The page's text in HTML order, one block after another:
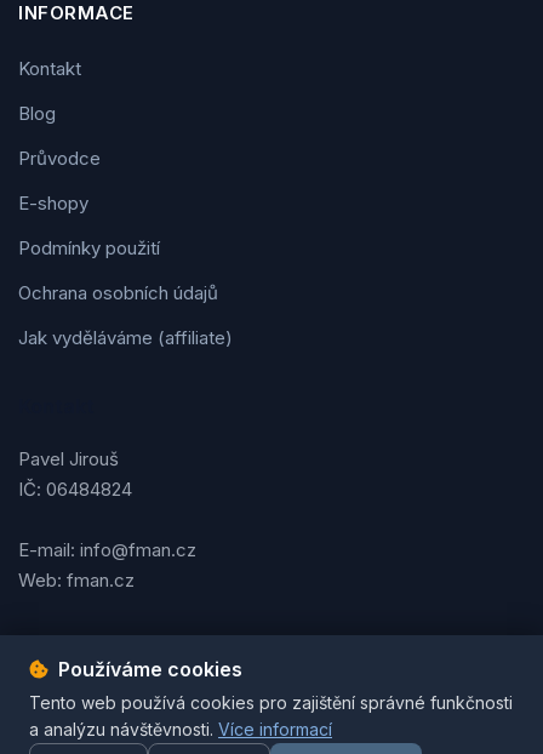
INFORMACE
Kontakt
Blog
Průvodce
E-shopy
Podmínky použití
Ochrana osobních údajů
Jak vyděláváme (affiliate)
Pavel Jirouš
IČ: 06484824
E-mail: info@fman.cz
Web: fman.cz
Podmínky použitíOchrana osobních údajůCookies
© 2026 FMAN.cz. Všechna práva vyhrazena. | Vytvořil
Používáme cookies
Tento web používá cookies pro zajištění správné funkčnosti
a analýzu návštěvnosti. Více informací